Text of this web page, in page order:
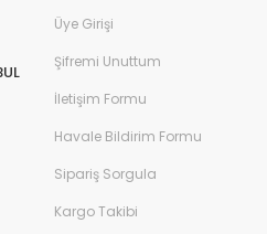
Üye Girişi
Şifremi Unuttum
İletişim Formu
Havale Bildirim Formu
Sipariş Sorgula
Kargo Takibi